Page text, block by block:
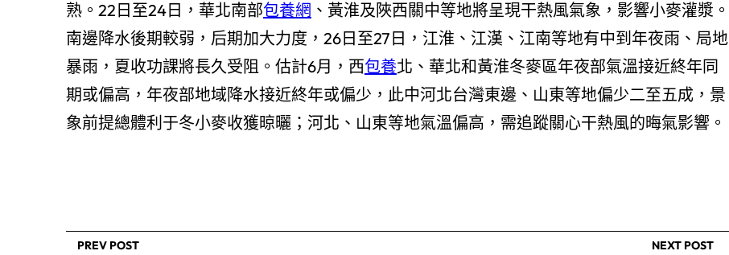
熟。22日至24日，華北南部包養網 、黃淮及陜西關中等地將呈現干熱風氣象，影響小麥灌漿。
南邊降水後期較弱，后期加大力度，26日至27日，江淮、江漢、江南等地有中到年夜雨、局地
暴雨，夏收功課將長久受阻。估計6月，西包養北、華北和黃淮冬麥區年夜部氣溫接近終年同
期或偏高，年夜部地域降水接近終年或偏少，此中河北台灣東邊、山東等地偏少二至五成，景
象前提總體利于冬小麥收獲晾曬；河北、山東等地氣溫偏高，需追蹤關心干熱風的晦氣影響。
PREV POST NEXT POST